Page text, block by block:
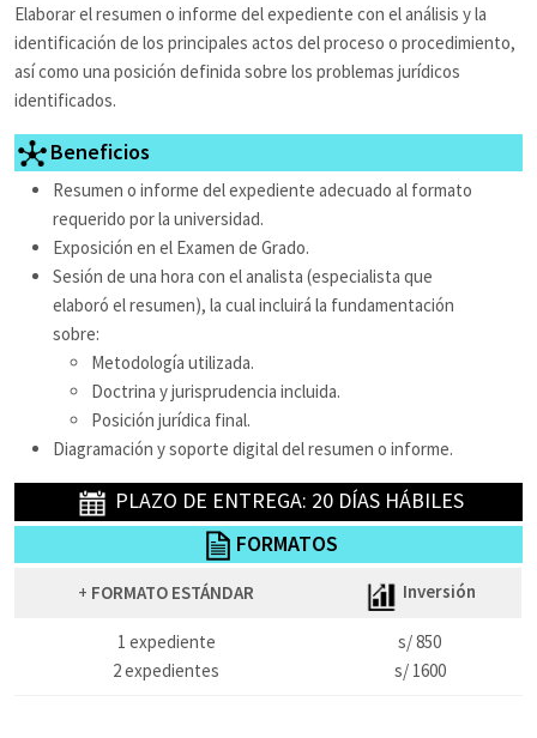
Elaborar el resumen o informe del expediente con el análisis y la
identificación de los principales actos del proceso o procedimiento,
así como una posición definida sobre los problemas jurídicos
identificados.
Beneficios
Resumen o informe del expediente adecuado al formato
requerido por la universidad.
Exposición en el Examen de Grado.
Sesión de una hora con el analista (especialista que
elaboró el resumen), la cual incluirá la fundamentación
sobre:
Metodología utilizada.
Doctrina y jurisprudencia incluida.
Posición jurídica final.
Diagramación y soporte digital del resumen o informe.
PLAZO DE ENTREGA: 20 DÍAS HÁBILES
FORMATOS
+ FORMATO ESTÁNDAR Inversión
1 expediente
2 expedientes
s/ 850
s/ 1600